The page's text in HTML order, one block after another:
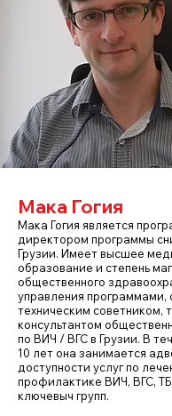
Мака Гогия
Мака Гогия является
директором программы
Грузии. Имеет высшее
образование и степень
общественного
управления программами,
техническим советником,
консультантом
по ВИЧ / ВГС в Грузии. В
10 лет она занимается
доступности услуг по
профилактике ВИЧ, ВГС,
ключевыч групп.